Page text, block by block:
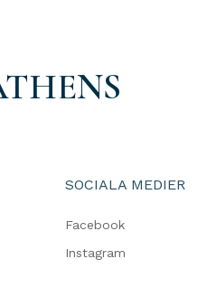
SOCIALA MEDIER
Facebook
Instagram